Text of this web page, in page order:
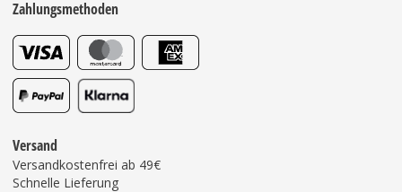
Zahlungsmethoden
Versand
Versandkostenfrei ab 49€
Schnelle Lieferung